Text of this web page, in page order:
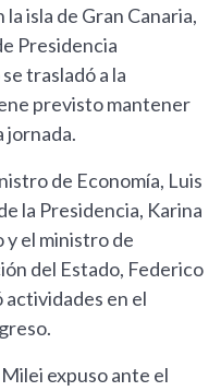
isla de Gran Canaria,
Presidencia
trasladó a la
previsto mantener
jornada.
de Economía, Luis
la Presidencia, Karina
y el ministro de
del Estado, Federico
en el
expuso ante el